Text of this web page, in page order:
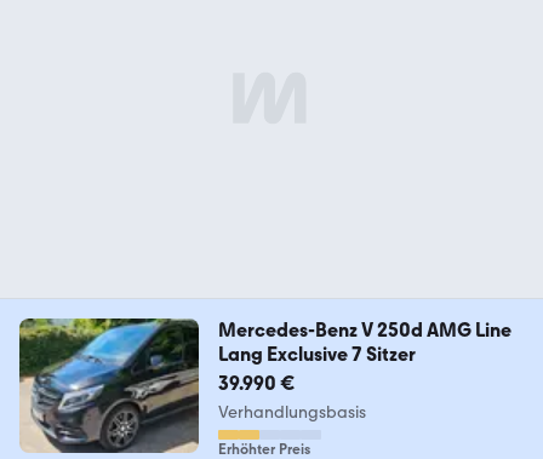
Mercedes-Benz V 250d AMG Line
Lang Exclusive 7 Sitzer
39.990 €
Verhandlungsbasis
Erhöhter Preis